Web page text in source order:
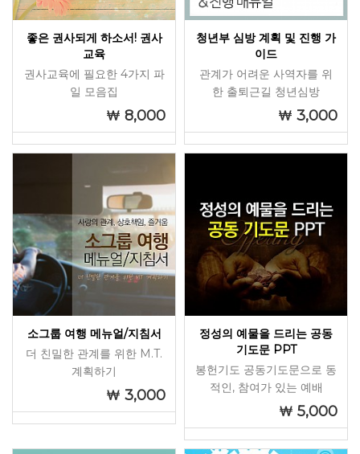
좋은 권사되게 하소서! 권사
교육
권사교육에 필요한 4가지 파
일 모음집
8,000
청년부 심방 계획 및 진행 가
이드
관계가 어려운 사역자를 위
한 출퇴근길 청년심방
3,000
소그룹 여행 메뉴얼/지침서
더 친밀한 관계를 위한 M.T.
계획하기
3,000
정성의 예물을 드리는 공동
기도문 PPT
봉헌기도 공동기도문으로 동
적인, 참여가 있는 예배
5,000